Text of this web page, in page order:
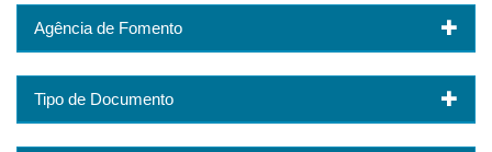
Agência de Fomento
Tipo de Documento